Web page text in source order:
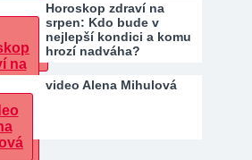
Horoskop zdraví na
srpen: Kdo bude v
nejlepší kondici a komu
hrozí nadváha?
video Alena Mihulová